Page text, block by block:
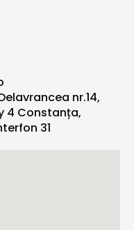
nr.14,
4 Constanța,
31